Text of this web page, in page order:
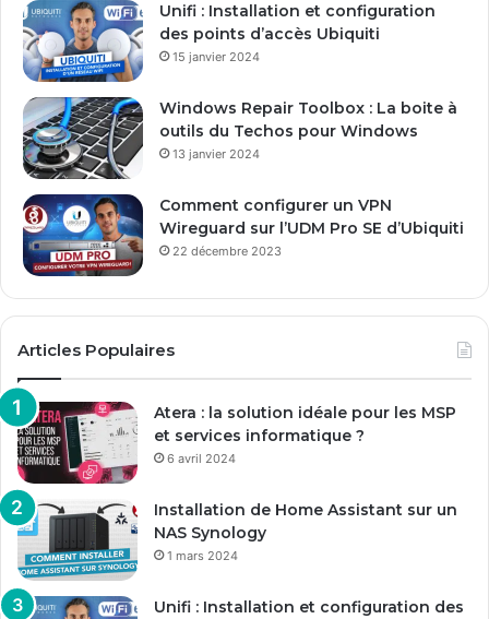
m
a
Unifi : Installation et configuration
des points d’accès Ubiquiti
15 janvier 2024
Windows Repair Toolbox : La boite à
outils du Techos pour Windows
13 janvier 2024
Comment configurer un VPN
Wireguard sur l’UDM Pro SE d’Ubiquiti
22 décembre 2023
Articles Populaires
Atera : la solution idéale pour les MSP
et services informatique ?
6 avril 2024
Installation de Home Assistant sur un
NAS Synology
1 mars 2024
Unifi : Installation et configuration des